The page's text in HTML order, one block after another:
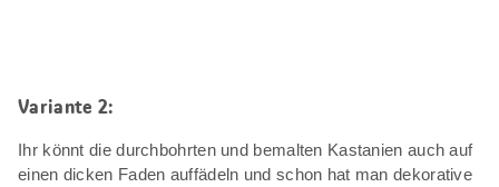
Variante 2:
Ihr könnt die durchbohrten und bemalten Kastanien auch auf
einen dicken Faden auffädeln und schon hat man dekorative